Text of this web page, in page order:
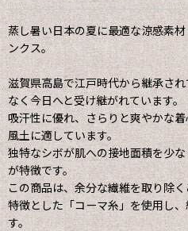
蒸し暑い日本の夏に最適な涼感素
ンクス。
滋賀県高島で江戸時代から継承さ
なく今日へと受け継がれています。
吸汗性に優れ、さらりと爽やかな
風土に適しています。
独特なシボが肌への接地面積を少
が特徴です。
この商品は、余分な繊維を取り除
特徴とした「コーマ糸」を使用し
す。